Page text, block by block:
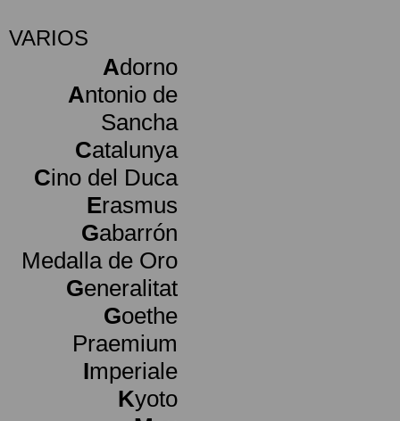
VARIOS
Adorno
Antonio de
Sancha
Catalunya
Cino del Duca
Erasmus
Gabarrón
Medalla de Oro
Generalitat
Goethe
Praemium
Imperiale
Kyoto